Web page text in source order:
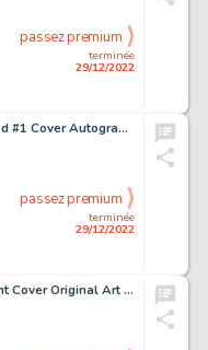
terminée
29/12/2022
passez premium
Rick Burchett Black Hood #1 Cover Autographed Original Art (DC/Impact, 1991)....
terminée
29/12/2022
passez premium
Ryan Sook IVX #4 Variant Cover Original Art (Marvel, 2017)....